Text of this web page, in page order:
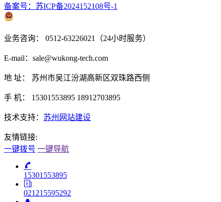
备案号：苏ICP备2024152108号-1
业务咨询： 0512-63226021（24小时服务）
E-mail：sale@wukong-tech.com
地 址： 苏州市吴江汾湖高新区双珠路西侧
手 机： 15301553895 18912703895
技术支持： 苏州网站建设
友情链接:
一键拨号 一键导航
15301553895
021215595292